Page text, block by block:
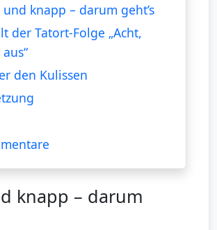
und knapp – darum geht’s
der Tatort-Folge „Acht,
den Kulissen
knapp – darum